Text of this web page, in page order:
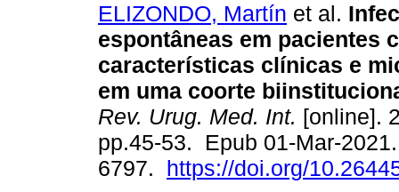
ELIZONDO, Martín et al.
espontâneas em pacientes
características clínicas e
em uma coorte
Rev. Urug. Med. Int. [online].
pp.45-53. Epub 01-Mar-
6797. https://doi.org/